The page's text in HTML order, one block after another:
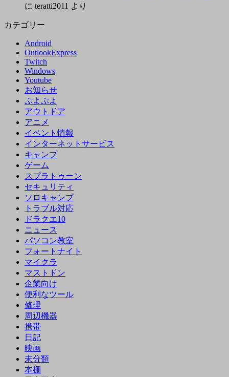
に teratti2011 より
カテゴリー
Android
OutlookExpress
Twitch
Windows
Youtube
お知らせ
ぷよぷよ
アウトドア
アニメ
イベント情報
インターネットサービス
キャンプ
ゲーム
スプラトゥーン
セキュリティ
ソロキャンプ
トラブル対応
ドラクエ10
ニュース
パソコン教室
フォートナイト
マイクラ
マストドン
企業向け
便利なツール
修理
周辺機器
携帯
日記
映画
未分類
本棚